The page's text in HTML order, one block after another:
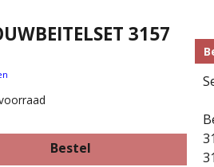
3157
Bestel